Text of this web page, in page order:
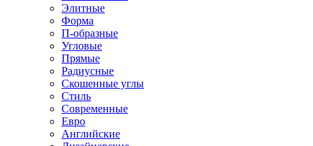
Элитные
Форма
П-образные
Угловые
Прямые
Радиусные
Скошенные углы
Стиль
Современные
Евро
Английские